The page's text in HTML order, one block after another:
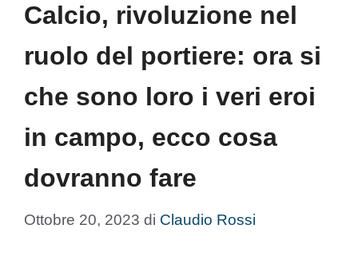
Calcio, rivoluzione nel
ruolo del portiere: ora si
che sono loro i veri eroi
in campo, ecco cosa
dovranno fare
Ottobre 20, 2023 di Claudio Rossi